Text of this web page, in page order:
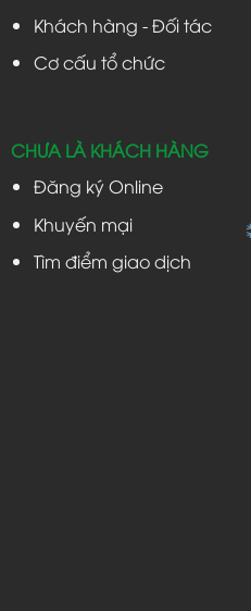
Khách hàng - Đối tác
Cơ cấu tổ chức
CHƯA LÀ KHÁCH HÀNG
Đăng ký Online
Khuyến mại
Tìm điểm giao dịch